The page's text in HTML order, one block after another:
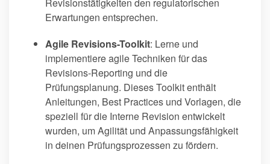
Erwartungen entsprechen.
Agile Revisions-Toolkit: Lerne und
implementiere agile Techniken für das
Revisions-Reporting und die
Prüfungsplanung. Dieses Toolkit enthält
Anleitungen, Best Practices und Vorlagen, die
speziell für die Interne Revision entwickelt
wurden, um Agilität und Anpassungsfähigkeit
in deinen Prüfungsprozessen zu fördern.